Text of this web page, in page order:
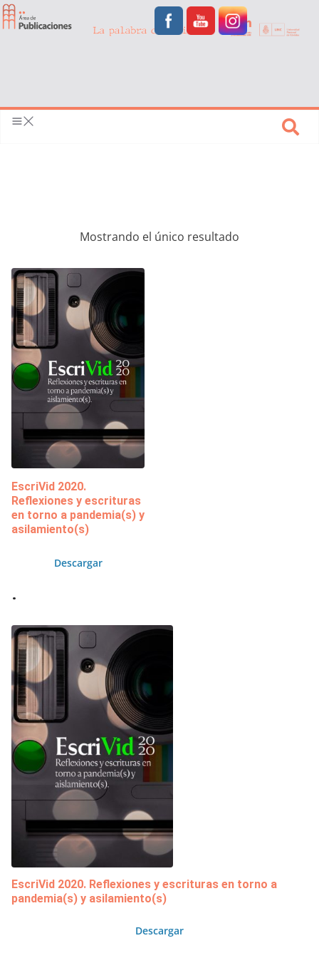
Mostrando el único resultado
EscriVid 2020.
Reflexiones y escrituras
en torno a pandemia(s) y
asilamiento(s)
Descargar
.
EscriVid 2020. Reflexiones y escrituras en torno a
pandemia(s) y asilamiento(s)
Descargar